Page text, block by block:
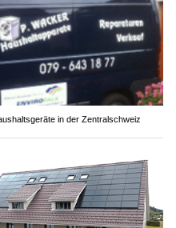
in der Zentralschweiz